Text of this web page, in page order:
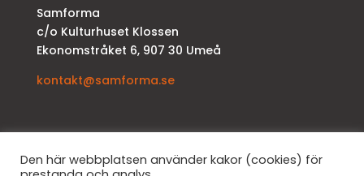
Samforma
c/o Kulturhuset Klossen
Ekonomstråket 6, 907 30 Umeå
kontakt@samforma.se
Den här webbplatsen använder kakor (cookies) för